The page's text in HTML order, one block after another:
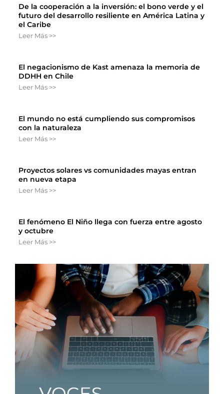
De la cooperación a la inversión: el bono verde y el
futuro del desarrollo resiliente en América Latina y
el Caribe
Leer Más >>
El negacionismo de Kast amenaza la memoria de
DDHH en Chile
Leer Más >>
El mundo no está cumpliendo sus compromisos
con la naturaleza
Leer Más >>
Proyectos solares vs comunidades mayas entran
en nueva etapa
Leer Más >>
El fenómeno El Niño llega con fuerza entre agosto
y octubre
Leer Más >>